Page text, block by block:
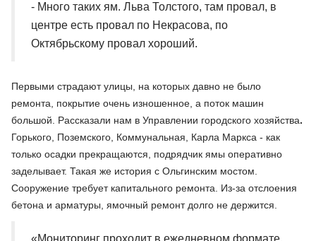
- Много таких ям. Льва Толстого, там провал, в
центре есть провал по Некрасова, по
Октябрьскому провал хороший.
Первыми страдают улицы, на которых давно не было
ремонта, покрытие очень изношенное, а поток машин
большой. Рассказали нам в Управлении городского хозяйства.
Горького, Поземского, Коммунальная, Карла Маркса - как
только осадки прекращаются, подрядчик ямы оперативно
заделывает. Такая же история с Ольгинским мостом.
Сооружение требует капитального ремонта. Из-за отслоения
бетона и арматуры, ямочный ремонт долго не держится.
«Мониторинг проходит в ежедневном формате,